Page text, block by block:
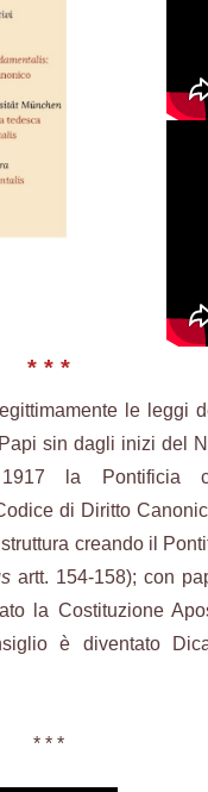
* * *
le leggi
sin dagli inizi del
la Pontificia
di Diritto
creando il
artt. 154-158); con
la Costituzione
è diventato
* * *